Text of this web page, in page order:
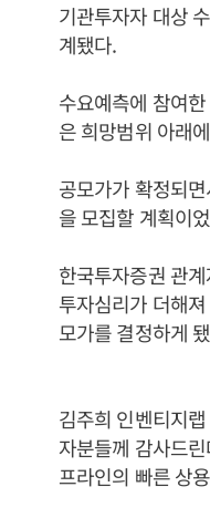
기관투자자 대상
계됐다.
수요예측에 참여
은 희망범위 아래
공모가가 확정되
을 모집할 계획이
한국투자증권 관
투자심리가 더해
모가를 결정하게
김주희 인벤티지
자분들께 감사드
프라인의 빠른 상